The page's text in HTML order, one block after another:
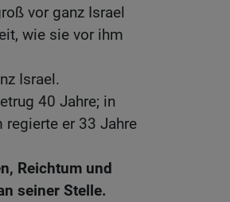
vor ganz Israel
wie sie vor ihm
Israel.
40 Jahre; in
regierte er 33 Jahre
Reichtum und
seiner Stelle.